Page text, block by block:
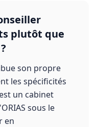
plutôt que
son propre
les spécificités
un cabinet
sous le
en